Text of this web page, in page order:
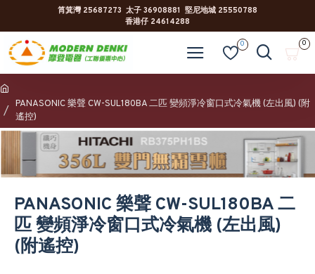
筲箕灣 25687273 太子 36908881 堅尼地城 25550788
香港仔 24614288
0 0
PANASONIC 樂聲 CW-SUL180BA 二匹 變頻淨冷窗口式冷氣機 (左出風) (附
遙控)
PANASONIC 樂聲 CW-SUL180BA 二
匹 變頻淨冷窗口式冷氣機 (左出風)
(附遙控)